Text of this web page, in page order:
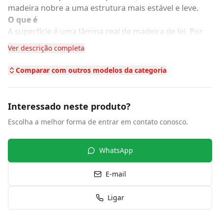
madeira nobre a uma estrutura mais estável e leve.
O que é
A superfície é uma lâmina real de madeira de lei. Por
baixo, há camadas de madeira de reflorestamento
cruzadas e prensadas, o que evita que a peça entorte
ou empene.
Maior estabilidade frente a variações térmicas,
comuns em tetos próximos a lajes e iluminação
Mais leve que a madeira maciça, o que facilita e agiliza
a instalação em tetos e painéis
Chega pronto de fábrica, com acabamento fosco ou
acetinado, sem necessidade de lixamento ou verniz na
Usa menos madeira maciça na estrutura, sendo uma
Estética
Ver descrição completa
Comparar com outros modelos da categoria
Interessado neste produto?
Escolha a melhor forma de entrar em contato conosco.
WhatsApp
E-mail
Ligar